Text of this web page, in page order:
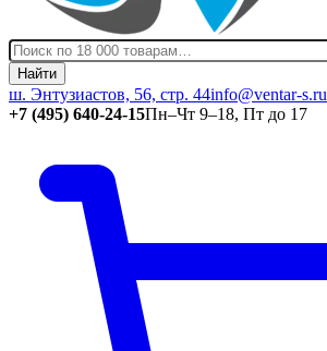
Найти
ш. Энтузиастов, 56, стр. 44info@ventar-s.ru
+7 (495) 640-24-15Пн–Чт 9–18, Пт до 17